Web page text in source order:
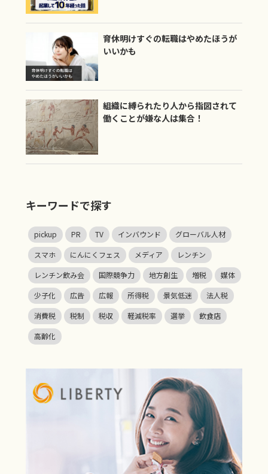
育休明けすぐの転職はやめたほうが
いいかも
組織に縛られたり人から指図されて
働くことが嫌な人は集合！
キーワードで探す
pickup PR TV インバウンド
グローバル人材
スマホ
にんにくフェス メディア
レンチン
レンチン飲み会
国際競争力 地方創生 増税
媒体
少子化
広告 広報 所得税 景気低迷
法人税
消費税
税制 税収 軽減税率 選挙
飲食店
高齢化